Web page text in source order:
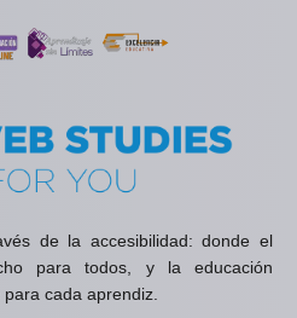
de la accesibilidad: donde el
para todos, y la educación
cada aprendiz.